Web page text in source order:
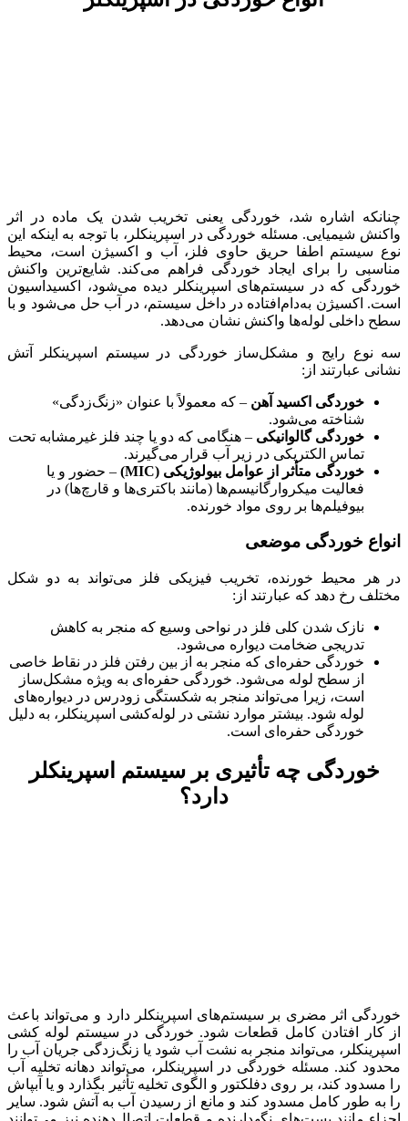
چنانکه اشاره شد، خوردگی یعنی تخریب شدن یک ماده در اثر
واکنش شیمیایی. مسئله خوردگی در اسپرینکلر، با توجه به اینکه این
نوع سیستم اطفا حریق حاوی فلز، آب و اکسیژن است، محیط
مناسبی را برای ایجاد خوردگی فراهم می‌کند. شایع‌ترین واکنش
خوردگی که در سیستم‌های اسپرینکلر دیده می‌شود، اکسیداسیون
است. اکسیژن به‌دام‌افتاده در داخل سیستم، در آب حل می‌شود و با
سطح داخلی لوله‌ها واکنش نشان می‌دهد.
سه نوع رایج و مشکل‌ساز خوردگی در سیستم اسپرینکلر آتش
نشانی عبارتند از:
خوردگی اکسید آهن – که معمولاً با عنوان «زنگ‌زدگی»
شناخته می‌شود.
خوردگی گالوانیکی – هنگامی که دو یا چند فلز غیرمشابه تحت
تماس الکتریکی در زیر آب قرار می‌گیرند.
خوردگی متأثر از عوامل بیولوژیکی (MIC)
– حضور و یا
فعالیت میکروارگانیسم‌ها (مانند باکتری‌ها و قارچ‌ها) در
بیوفیلم‌ها بر روی مواد خورنده.
انواع خوردگی موضعی
در هر محیط خورنده، تخریب فیزیکی فلز می‌تواند به دو شکل
مختلف رخ دهد که عبارتند از:
نازک شدن کلی فلز در نواحی وسیع که منجر به کاهش
تدریجی ضخامت دیواره می‌شود.
خوردگی حفره‌ای که منجر به از بین رفتن فلز در نقاط خاصی
از سطح لوله می‌شود. خوردگی حفره‌ای به ویژه مشکل‌ساز
است، زیرا می‌تواند منجر به شکستگی زودرس در دیواره‌های
لوله شود. بیشتر موارد نشتی در لوله‌کشی اسپرینکلر، به دلیل
خوردگی حفره‌ای است.
خوردگی چه تأثیری بر سیستم اسپرینکلر
دارد؟
خوردگی اثر مضری بر سیستم‌های اسپرینکلر دارد و می‌تواند باعث
از کار افتادن کامل قطعات شود. خوردگی در سیستم لوله کشی
اسپرینکلر، می‌تواند منجر به نشت آب شود یا زنگ‌زدگی جریان آب را
محدود کند. مسئله خوردگی در اسپرینکلر، می‌تواند دهانه تخلیه آب
را مسدود کند، بر روی دفلکتور و الگوی تخلیه تأثیر بگذارد و یا آبپاش
را به طور کامل مسدود کند و مانع از رسیدن آب به آتش شود. سایر